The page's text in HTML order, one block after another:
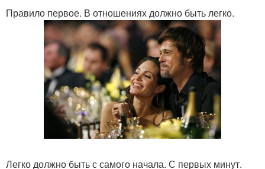
Правило первое. В отношениях должно быть легко.
Легко должно быть с самого начала. С первых минут.